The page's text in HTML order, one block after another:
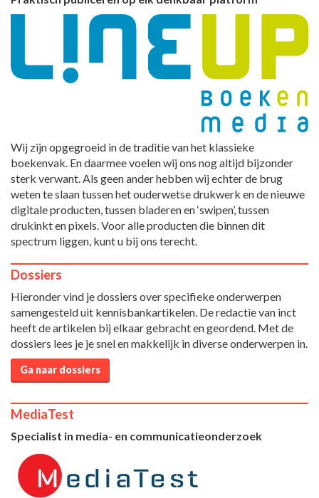
Wij zijn opgegroeid in de traditie van het klassieke
boekenvak. En daarmee voelen wij ons nog altijd bijzonder
sterk verwant. Als geen ander hebben wij echter de brug
weten te slaan tussen het ouderwetse drukwerk en de nieuwe
digitale producten, tussen bladeren en ‘swipen’, tussen
drukinkt en pixels. Voor alle producten die binnen dit
spectrum liggen, kunt u bij ons terecht.
Dossiers
Hieronder vind je dossiers over specifieke onderwerpen
samengesteld uit kennisbankartikelen. De redactie van inct
heeft de artikelen bij elkaar gebracht en geordend. Met de
dossiers lees je je snel en makkelijk in diverse onderwerpen in.
Ga naar dossiers
MediaTest
Specialist in media- en communicatieonderzoek